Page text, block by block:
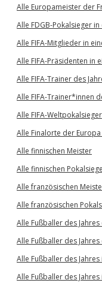
Alle Europameister der
Alle FDGB-Pokalsieger in
Alle FIFA-Mitglieder in
Alle FIFA-Präsidenten in
Alle FIFA-Trainer des
Alle FIFA-Trainer*innen
Alle FIFA-Weltpokalsieger
Alle Finalorte der Europa
Alle finnischen Meister
Alle finnischen
Alle französischen
Alle französischen
Alle Fußballer des Jahres
Alle Fußballer des
Alle Fußballer des Jahres
Alle Fußballer des Jahres